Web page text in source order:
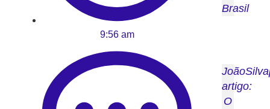
9:56 am
Brasil
artigo:
O